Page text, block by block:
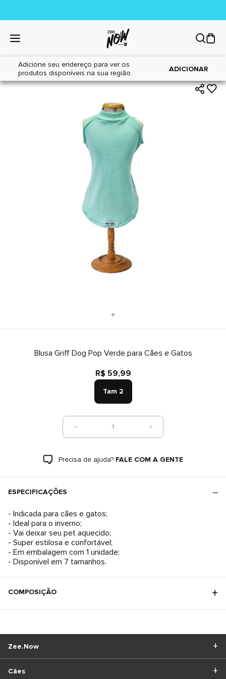
Adicione seu endereço para ver os
produtos disponíveis na sua região.
ADICIONAR
Home|Cães|Acessórios
Blusa Griff Dog Pop Verde para Cães e Gatos
R$ 59,99
Tam 2
1
Precisa de ajuda? FALE COM A GENTE
ESPECIFICAÇÕES
- Indicada para cães e gatos;
- Ideal para o inverno;
- Vai deixar seu pet aquecido;
- Super estilosa e confortável;
- Em embalagem com 1 unidade;
- Disponível em 7 tamanhos.
COMPOSIÇÃO
Cães
Zee.Now